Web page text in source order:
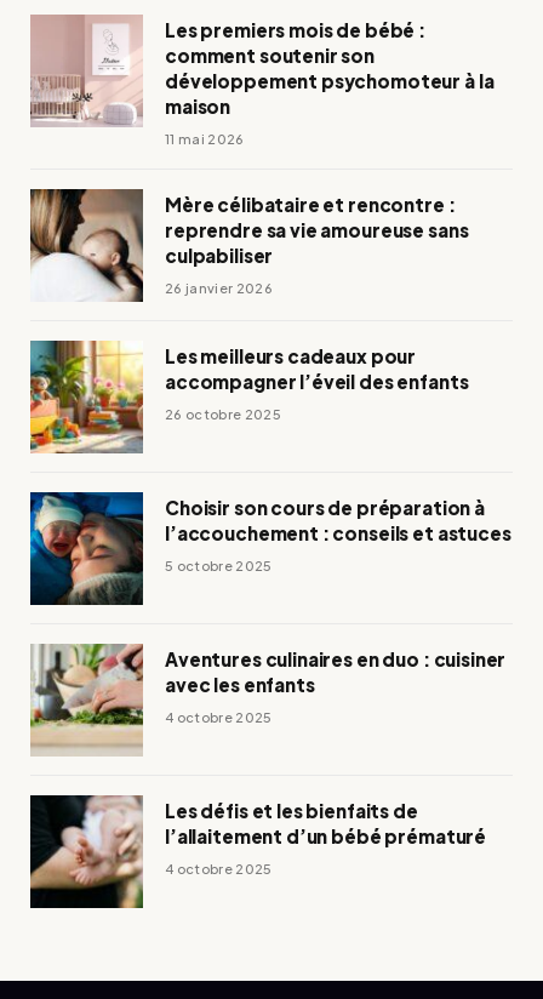
Les premiers mois de bébé :
comment soutenir son
développement psychomoteur à la
maison
11 mai 2026
Mère célibataire et rencontre :
reprendre sa vie amoureuse sans
culpabiliser
26 janvier 2026
Les meilleurs cadeaux pour
accompagner l’éveil des enfants
26 octobre 2025
Choisir son cours de préparation à
l’accouchement : conseils et astuces
5 octobre 2025
Aventures culinaires en duo : cuisiner
avec les enfants
4 octobre 2025
Les défis et les bienfaits de
l’allaitement d’un bébé prématuré
4 octobre 2025